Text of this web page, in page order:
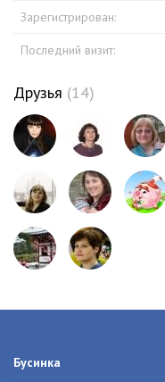
Зарегистрирован:
Последний визит:
Друзья (14)
Бусинка